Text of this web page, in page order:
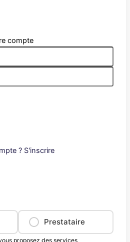
compte
? S'inscrire
Prestataire
proposez des services